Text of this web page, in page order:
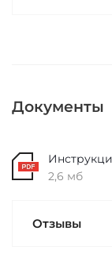
Документы
2,6 мб
Отзывы